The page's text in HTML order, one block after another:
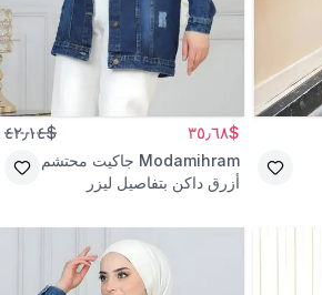
$٣٥٫٦٨ $٤٢٫١٤
Modamihram جاكيت محتشم
أزرق داكن بتفاصيل ليزر